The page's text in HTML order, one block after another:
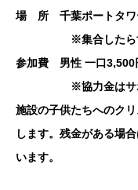
場 所 千葉ポートタワ
※集合したらすぐ
参加費 男性 一口3,500
※協力金はサポー
施設の子供たちへのク
します。残金がある場
います。